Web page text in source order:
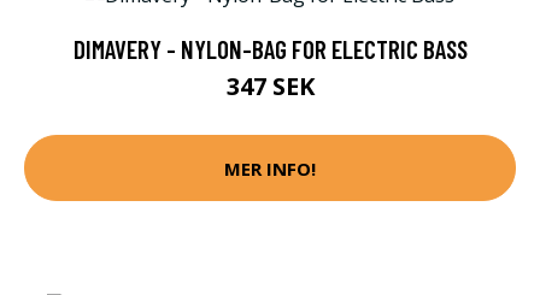
DIMAVERY - NYLON-BAG FOR ELECTRIC BASS
347 SEK
MER INFO!